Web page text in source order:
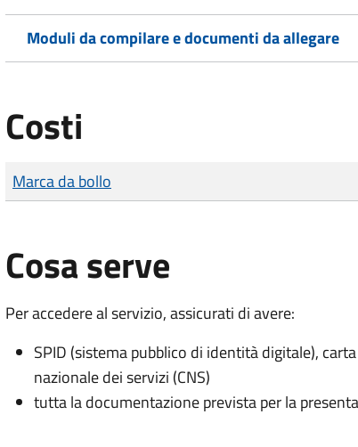
Moduli da compilare e documenti da allegare
Costi
Tipo di pagamento
Importo
Marca da bollo
Cosa serve
Per accedere al servizio, assicurati di avere:
SPID (sistema pubblico di identità digitale),
nazionale dei servizi (CNS)
tutta la documentazione prevista per la